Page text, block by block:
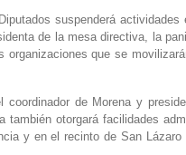
suspenderá
de la mesa directiva, la
que se
de Morena y
también otorgará facilidades
y en el recinto de San